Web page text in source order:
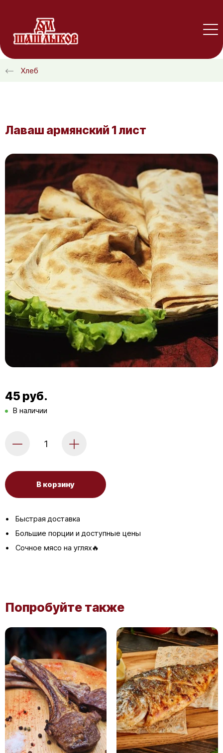
Хлеб
Лаваш армянский 1 лист
45 руб.
В наличии
В корзину
Быстрая доставка
Большие порции и доступные цены
Сочное мясо на углях🔥
Попробуйте также